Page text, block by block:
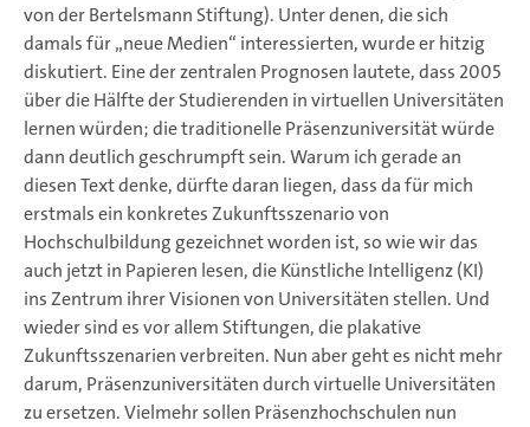
von der Bertelsmann Stiftung). Unter denen, die sich
damals für „neue Medien“ interessierten, wurde er hitzig
diskutiert. Eine der zentralen Prognosen lautete, dass 2005
über die Hälfte der Studierenden in virtuellen Universitäten
lernen würden; die traditionelle Präsenzuniversität würde
dann deutlich geschrumpft sein. Warum ich gerade an
diesen Text denke, dürfte daran liegen, dass da für mich
erstmals ein konkretes Zukunftsszenario von
Hochschulbildung gezeichnet worden ist, so wie wir das
auch jetzt in Papieren lesen, die Künstliche Intelligenz (KI)
ins Zentrum ihrer Visionen von Universitäten stellen. Und
wieder sind es vor allem Stiftungen, die plakative
Zukunftsszenarien verbreiten. Nun aber geht es nicht mehr
darum, Präsenzuniversitäten durch virtuelle Universitäten
zu ersetzen. Vielmehr sollen Präsenzhochschulen nun